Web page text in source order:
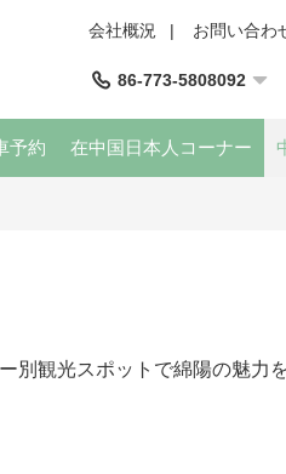
会社概況 | お問い合わ
86-773-5808092
予約 在中国日本人コーナー
観光スポットで綿陽の魅力